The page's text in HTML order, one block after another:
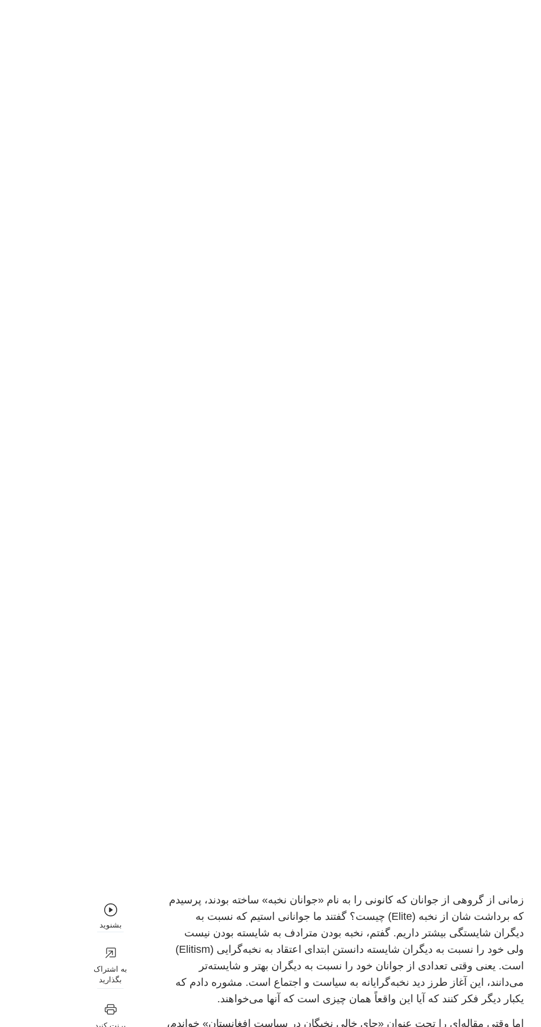
زمانی از گروهی از جوانان که کانونی را به نام «جوانان نخبه» ساخته بودند، پرسیدم
که برداشت شان از نخبه (Elite) چیست؟ گفتند ما جوانانی استیم که نسبت به
دیگران شایستگی بیشتر داریم. گفتم، نخبه بودن مترادف به شایسته بودن نیست
ولی خود را نسبت به دیگران شایسته دانستن ابتدای اعتقاد به نخبه‌گرایی (Elitism)
است. یعنی وقتی تعدادی از جوانان خود را نسبت به دیگران بهتر و شایسته‌تر
می‌دانند، این آغاز طرز دید نخبه‌گرایانه به سیاست و اجتماع است. مشوره دادم که
یکبار دیگر فکر کنند که آیا این واقعاً همان چیزی است که آنها می‌خواهند.
اما وقتی مقاله‌ای را تحت عنوان «جای خالی نخبگان در سیاست افغانستان» خواندم،
بشنوید
به اشتراک
بگذارید